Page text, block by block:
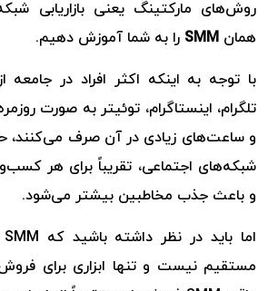
روش‌های مارکتینگ یعنی بازاریابی
همان SMM را به شما آموزش دهیم.
با توجه به اینکه اکثر افراد در جامعه
تلگرام، اینستاگرام، توئیتر به صورت
و ساعت‌های زیادی در آن صرف می‌کنند،
شبکه‌های اجتماعی، تقریباً برای هر
و باعث جذب مخاطبین بیشتر می‌‌شود.
مستقیم نیست و تنها ابزاری برای